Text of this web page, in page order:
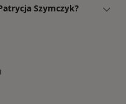
Szymczyk?